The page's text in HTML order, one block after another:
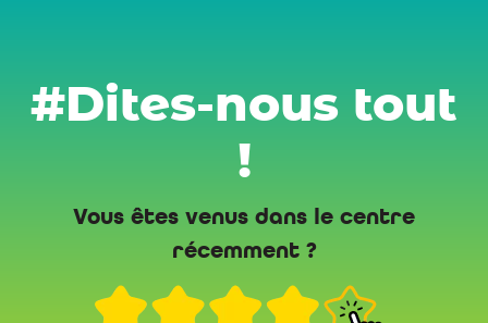
#Dites-nous tout
!
Vous êtes venus dans le centre
récemment ?